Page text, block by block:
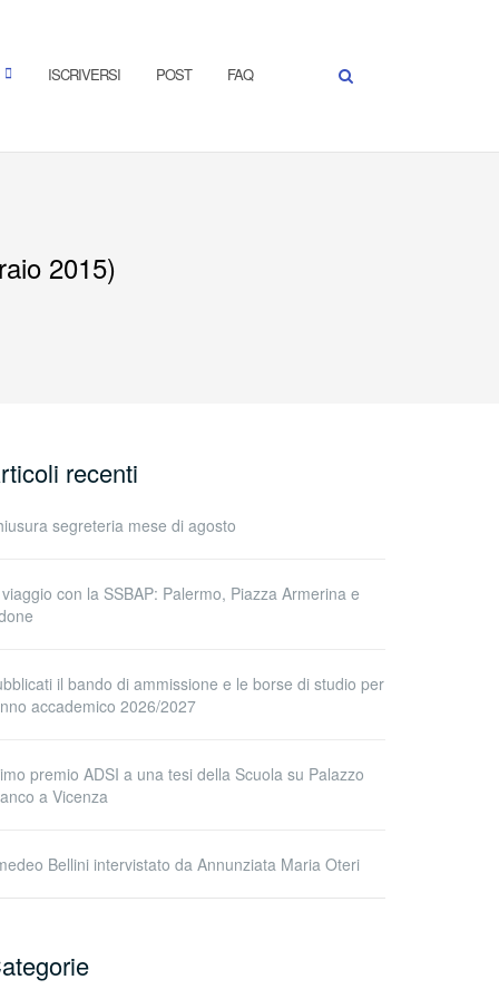
ISCRIVERSI POST FAQ
2015)
recenti
segreteria mese di agosto
con la SSBAP: Palermo, Piazza Armerina e
il bando di ammissione e le borse di studio per
accademico 2026/2027
premio ADSI a una tesi della Scuola su Palazzo
a Vicenza
Bellini intervistato da Annunziata Maria Oteri